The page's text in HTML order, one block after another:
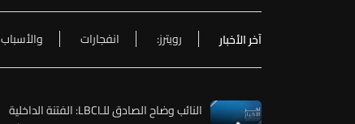
آخر الأخبار رويترز: انفجارات والأسباب
النائب وضاح الصادق للـLBCI: الفتنة الداخلية